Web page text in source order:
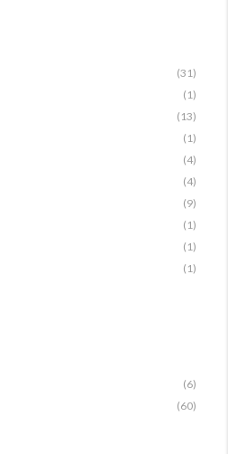
(31)
(1)
(13)
(1)
(4)
(4)
(9)
(1)
(1)
(1)
(6)
(60)